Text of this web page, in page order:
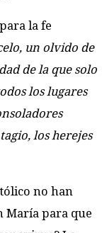
la fe
un olvido de
de la que solo
los lugares
los herejes
no han
María para que